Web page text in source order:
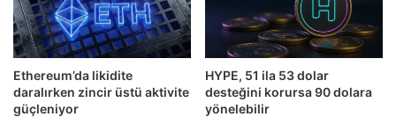
Ethereum’da likidite
daralırken zincir üstü aktivite
güçleniyor
HYPE, 51 ila 53 dolar
desteğini korursa 90 dolara
yönelebilir